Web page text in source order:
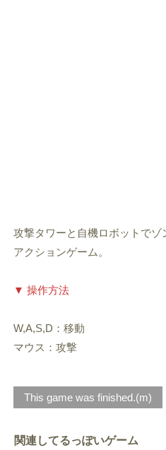
攻撃タワーと自機ロボットで
アクションゲーム。
▼ 操作方法
W,A,S,D：移動
マウス：攻撃
This game was finished.(m)
関連してるっぽいゲーム